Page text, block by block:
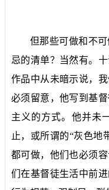
但那些可做和不
忌的清单？当然有。
作品中从未暗示说，
必须留意，他写到基
主义的方式。他并未
止，或所谓的“灰色地
都可做，他们也必须
们在基督徒生活中前